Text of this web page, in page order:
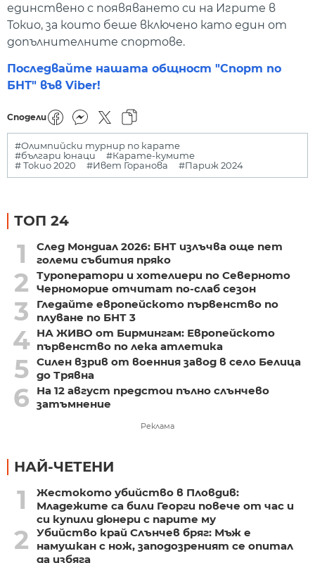
единствено с появяването си на Игрите в
Токио, за които беше включено като един от
допълнителните спортове.
Последвайте нашата общност "Спорт по
БНТ" във Viber!
Сподели
#Олимпийски турнир по карате
#българи юнаци
#Карате-кумите
# Токио 2020
#Ивет Горанова #Париж 2024
ТОП 24
1
След Мондиал 2026: БНТ излъчва още пет
големи събития пряко
2
Туроператори и хотелиери по Северното
Черноморие отчитат по-слаб сезон
3
Гледайте европейското първенство по
плуване по БНТ 3
4 НА ЖИВО от Бирмингам: Европейското
първенство по лека атлетика
5 Силен взрив от военния завод в село Белица
до Трявна
6
На 12 август предстои пълно слънчево
затъмнение
Реклама
НАЙ-ЧЕТЕНИ
1
Жестокото убийство в Пловдив:
Младежите са били Георги повече от час и
си купили дюнери с парите му
2
Убийство край Слънчев бряг: Мъж е
намушкан с нож, заподозреният се опитал
да избяга